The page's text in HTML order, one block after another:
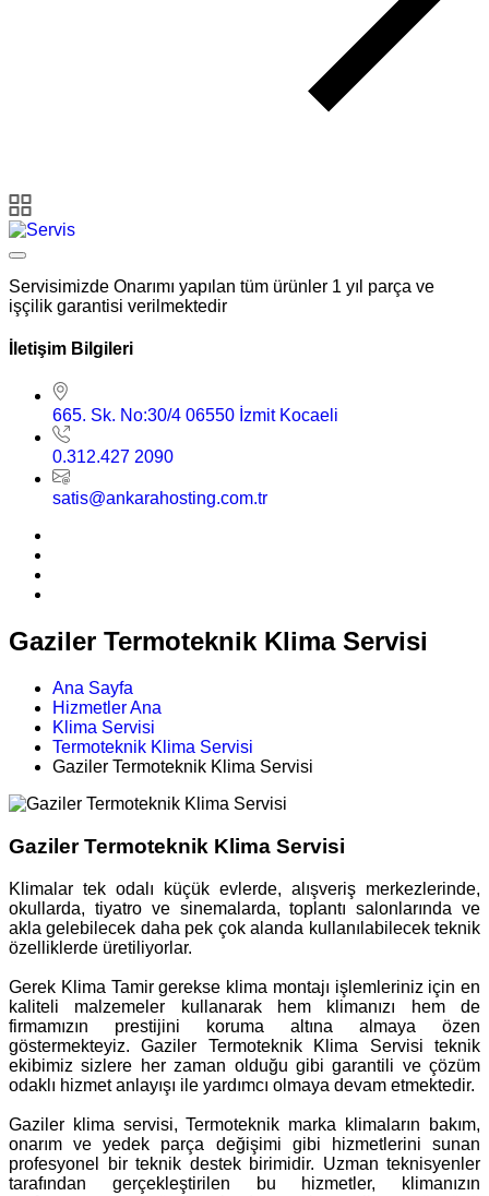
Servisimizde Onarımı yapılan tüm ürünler 1 yıl parça ve
işçilik garantisi verilmektedir
İletişim Bilgileri
665. Sk. No:30/4 06550 İzmit Kocaeli
0.312.427 2090
satis@ankarahosting.com.tr
Gaziler Termoteknik Klima Servisi
Ana Sayfa
Hizmetler Ana
Klima Servisi
Termoteknik Klima Servisi
Gaziler Termoteknik Klima Servisi
Gaziler Termoteknik Klima Servisi
Klimalar tek odalı küçük evlerde, alışveriş merkezlerinde,
okullarda, tiyatro ve sinemalarda, toplantı salonlarında ve
akla gelebilecek daha pek çok alanda kullanılabilecek teknik
özelliklerde üretiliyorlar.
Gerek Klima Tamir gerekse klima montajı işlemleriniz için en
kaliteli malzemeler kullanarak hem klimanızı hem de
firmamızın prestijini koruma altına almaya özen
göstermekteyiz. Gaziler Termoteknik Klima Servisi teknik
ekibimiz sizlere her zaman olduğu gibi garantili ve çözüm
odaklı hizmet anlayışı ile yardımcı olmaya devam etmektedir.
Gaziler klima servisi, Termoteknik marka klimaların bakım,
onarım ve yedek parça değişimi gibi hizmetlerini sunan
profesyonel bir teknik destek birimidir. Uzman teknisyenler
tarafından gerçekleştirilen bu hizmetler, klimanızın